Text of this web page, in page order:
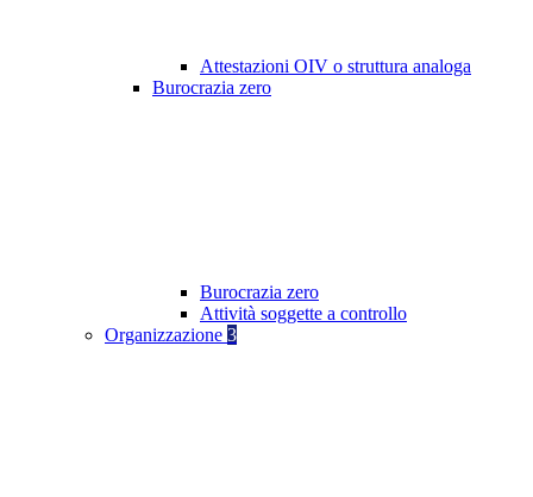
Attestazioni OIV o struttura analoga
Burocrazia zero
Burocrazia zero
Attività soggette a controllo
Organizzazione 3